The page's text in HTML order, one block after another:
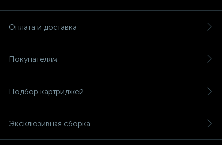
Оплата и доставка
Покупателям
Подбор картриджей
Эксклюзивная сборка